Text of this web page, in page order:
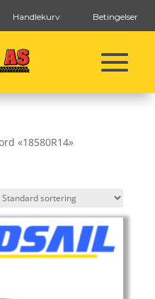
Handlekurv Betingelser
«18580R14»